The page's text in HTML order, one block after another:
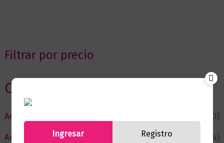
Filtrar por precio
Categorias
Actualidad
(53)
Autor del Mes
(4)
Ingresar Registro